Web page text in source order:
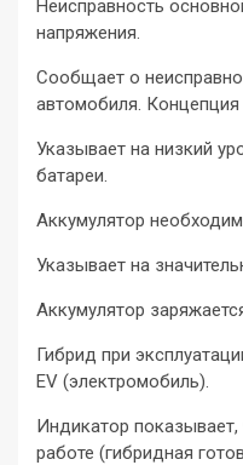
Неисправность
напряжения.
Сообщает о
автомобиля. Концепция
Указывает на низкий
батареи.
Аккумулятор
Указывает на
Аккумулятор
Гибрид при
EV (электромобиль).
Индикатор
работе (гибридная